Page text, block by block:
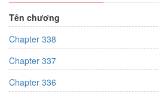
Tên chương
Chapter 338
Chapter 337
Chapter 336